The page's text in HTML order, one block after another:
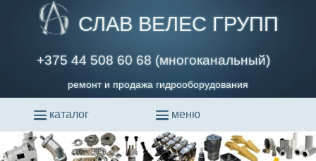
+375 44 508 60 68 (многоканальный)
СЛАВ ВЕЛЕС ГРУПП
ремонт и продажа гидрооборудования
каталог меню